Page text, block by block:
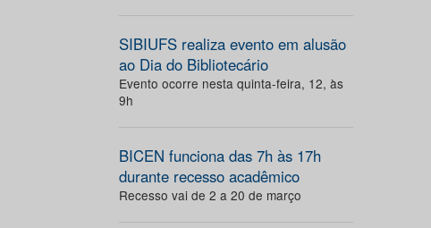
SIBIUFS realiza evento em alusão
ao Dia do Bibliotecário
Evento ocorre nesta quinta-feira, 12, às
9h
BICEN funciona das 7h às 17h
durante recesso acadêmico
Recesso vai de 2 a 20 de março